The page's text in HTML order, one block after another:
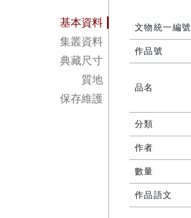
基本資料
集叢資料
典藏尺寸
質地
保存維護
文物統一編號
作品號
品名
分類
作者
數量
作品語文